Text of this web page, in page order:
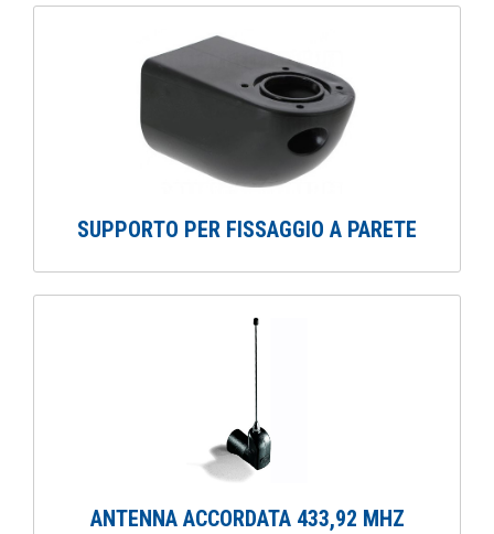
SUPPORTO PER FISSAGGIO A PARETE
ANTENNA ACCORDATA 433,92 MHZ